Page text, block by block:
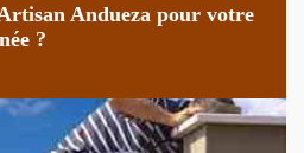
Andueza pour votre
?